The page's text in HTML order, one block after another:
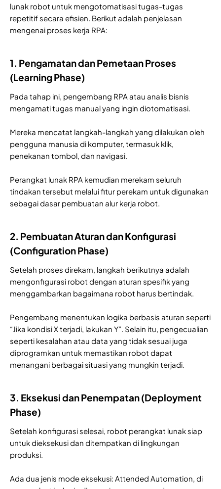
lunak robot untuk mengotomatisasi tugas-tugas
repetitif secara efisien. Berikut adalah penjelasan
mengenai proses kerja RPA:
1. Pengamatan dan Pemetaan Proses
(Learning Phase)
Pada tahap ini, pengembang RPA atau analis bisnis
mengamati tugas manual yang ingin diotomatisasi.
Mereka mencatat langkah-langkah yang dilakukan oleh
pengguna manusia di komputer, termasuk klik,
penekanan tombol, dan navigasi.
Perangkat lunak RPA kemudian merekam seluruh
tindakan tersebut melalui fitur perekam untuk digunakan
sebagai dasar pembuatan alur kerja robot.
2. Pembuatan Aturan dan Konfigurasi
(Configuration Phase)
Setelah proses direkam, langkah berikutnya adalah
mengonfigurasi robot dengan aturan spesifik yang
menggambarkan bagaimana robot harus bertindak.
Pengembang menentukan logika berbasis aturan seperti
“Jika kondisi X terjadi, lakukan Y”. Selain itu, pengecualian
seperti kesalahan atau data yang tidak sesuai juga
diprogramkan untuk memastikan robot dapat
menangani berbagai situasi yang mungkin terjadi.
3. Eksekusi dan Penempatan (Deployment
Phase)
Setelah konfigurasi selesai, robot perangkat lunak siap
untuk dieksekusi dan ditempatkan di lingkungan
produksi.
Ada dua jenis mode eksekusi: Attended Automation, di